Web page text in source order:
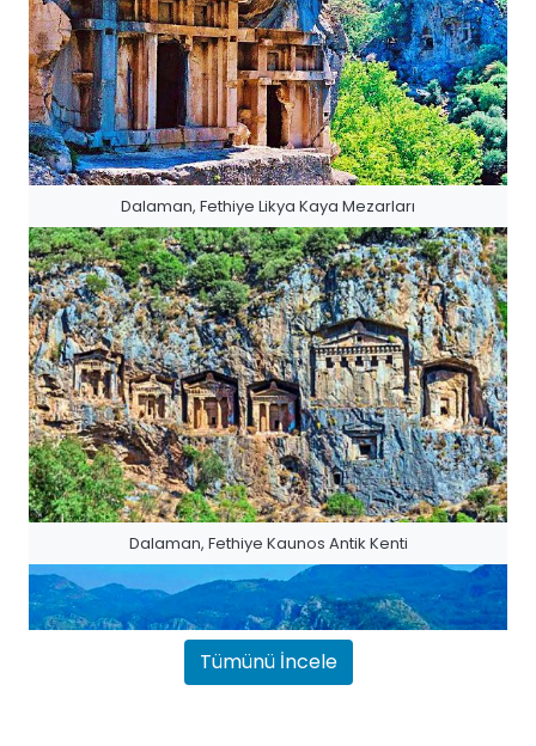
Dalaman, Fethiye Likya Kaya Mezarları
Dalaman, Fethiye Kaunos Antik Kenti
Tümünü İncele